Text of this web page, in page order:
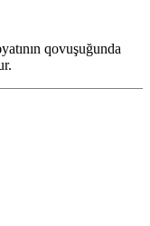
qovuşuğunda